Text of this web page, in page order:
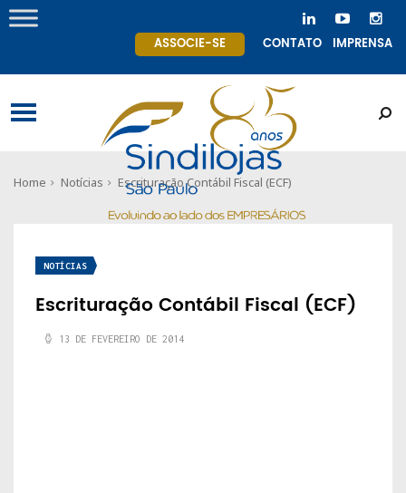
ASSOCIE-SE CONTATO IMPRENSA
Home Notícias Escrituração Contábil Fiscal (ECF)
NOTÍCIAS
Escrituração Contábil Fiscal (ECF)
13 DE FEVEREIRO DE 2014